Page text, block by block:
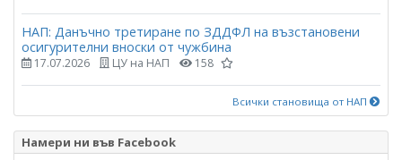
НАП: Данъчно третиране по ЗДДФЛ на възстановени
осигурителни вноски от чужбина
17.07.2026 ЦУ на НАП 158
Всички становища от НАП
Намери ни във Facebook